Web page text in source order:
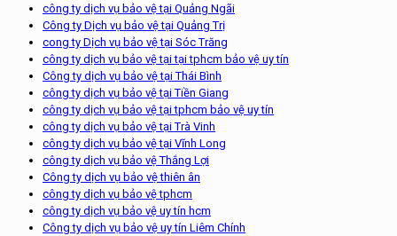
công ty dịch vụ bảo vệ tại Quảng Ngãi
Công ty Dịch vụ bảo vệ tại Quảng Trị
cong ty Dịch vụ bảo vệ tại Sóc Trăng
công ty dịch vụ bảo vệ tại tại tphcm bảo vệ uy tín
Công ty dịch vụ bảo vệ tại Thái Bình
công ty dịch vụ bảo vệ tại Tiền Giang
công ty dịch vụ bảo vệ tại tphcm bảo vệ uy tín
công ty dịch vụ bảo vệ tại Trà Vinh
công ty dịch vụ bảo vệ tại Vĩnh Long
công ty dịch vụ bảo vệ Thắng Lợi
Công ty dịch vụ bảo vệ thiên ân
công ty dịch vụ bảo vệ tphcm
công ty dịch vụ bảo vệ uy tín hcm
Công ty dịch vụ bảo vệ uy tín Liêm Chính